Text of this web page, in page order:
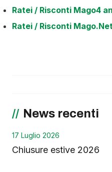
Ratei / Risconti Mago4
Ratei / Risconti
News recenti
17 Luglio 2026
Chiusure estive 2026